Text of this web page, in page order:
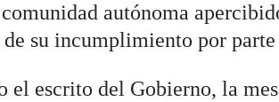
autónoma
su incumplimiento por parte
el escrito del Gobierno, la